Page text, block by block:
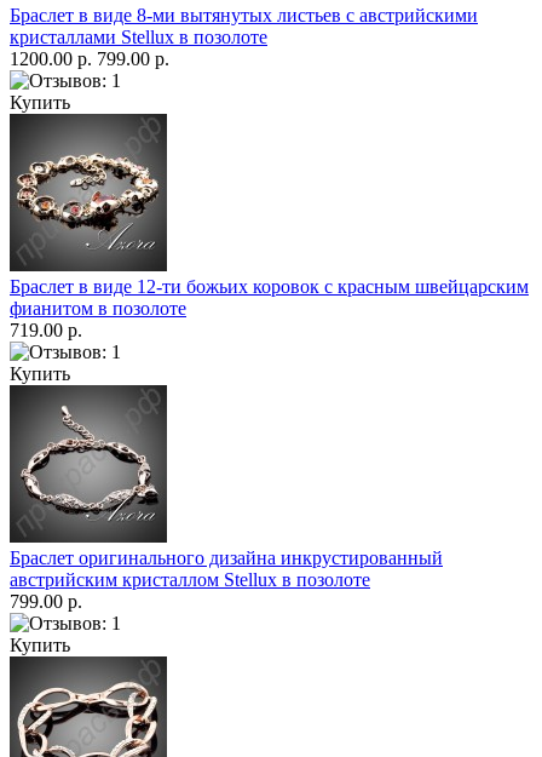
Браслет в виде 8-ми вытянутых листьев с австрийскими
кристаллами Stellux в позолоте
1200.00 р. 799.00 р.
Купить
Браслет в виде 12-ти божьих коровок с красным швейцарским
фианитом в позолоте
719.00 р.
Купить
Браслет оригинального дизайна инкрустированный
австрийским кристаллом Stellux в позолоте
799.00 р.
Купить